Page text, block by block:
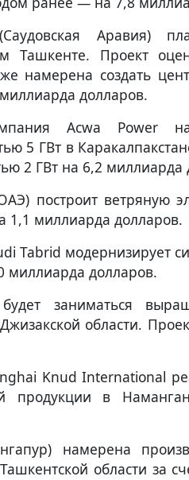
Аравия)
Ташкенте. Проект
намерена создать
долларов.
Acwa Power
5 ГВт в
2 ГВт на 6,2 миллиарда
построит ветряную
1,1 миллиарда долларов.
Tabrid модернизирует
миллиарда долларов.
заниматься
области.
Knud International
продукции в
намерена
области за